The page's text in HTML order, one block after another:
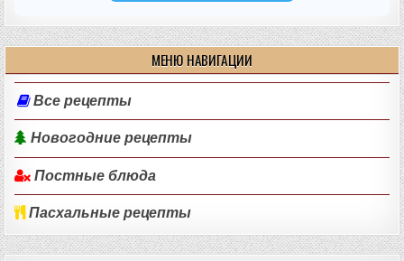
МЕНЮ НАВИГАЦИИ
Все рецепты
Новогодние рецепты
Постные блюда
Пасхальные рецепты